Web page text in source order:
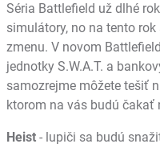
Séria Battlefield už dlhé
simulátory, no na tento
zmenu. V novom
jednotky S.W.A.T. a
samozrejme môžete tešiť
ktorom na vás budú čakať
Heist- lupiči sa budú